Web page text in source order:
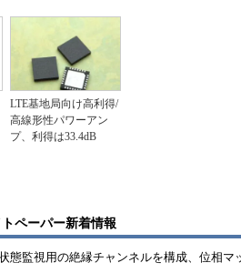
LTE基地局向け高利得/
高線形性パワーアン
プ、利得は33.4dB
ペーパー新着情報
態監視用の絶縁チャンネルを構成、位相マ